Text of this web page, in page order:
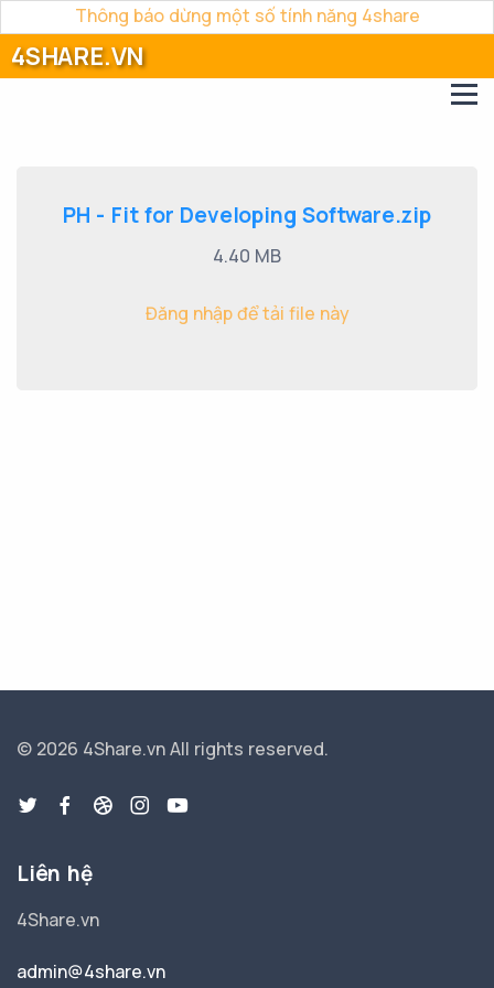
Thông báo dừng một số tính năng 4share
4SHARE.VN
PH - Fit for Developing Software.zip
4.40 MB
Đăng nhập để tải file này
© 2026 4Share.vnAll rights reserved.
Liên hệ
4Share.vn
admin@4share.vn